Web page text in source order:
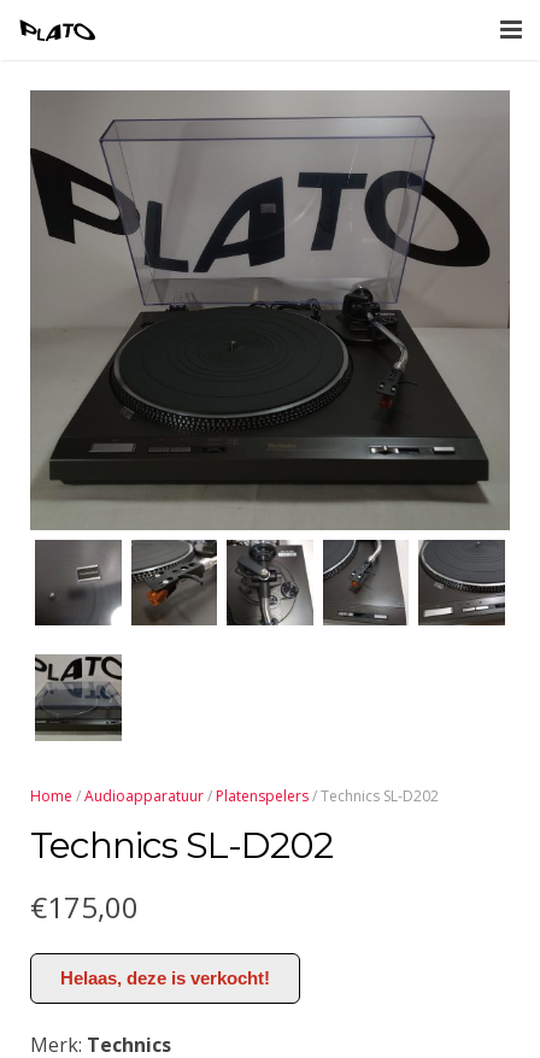
Home
Inkoop
Verkoop
Afbeeldingen
Naar Webwinkel
Home /Audioapparatuur/ Platenspelers/ Technics SL-D202
Technics SL-D202
€175,00
Helaas, deze is verkocht!
Merk: Technics